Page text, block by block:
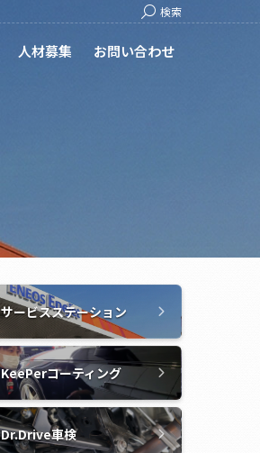
Search:
検索
人材募集 お問い合わせ
サービスステーション
KeePerコーティング
Dr.Drive車検